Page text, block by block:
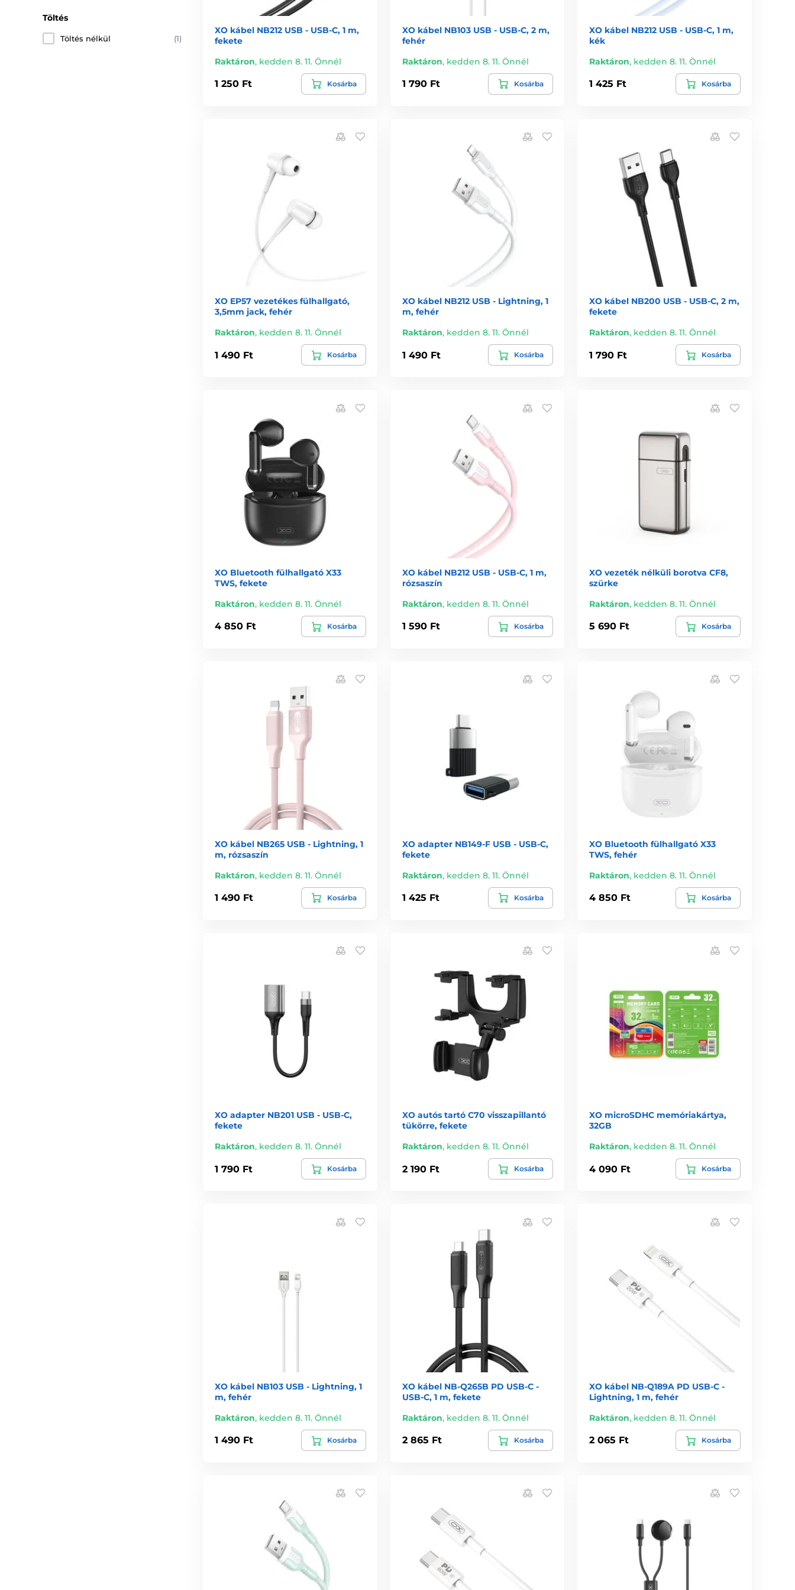
Töltés
Töltés nélkül (1)
XO kábel NB212 USB - USB-C, 1 m,
fekete
Raktáron, kedden 8. 11. Önnél
1 250 Ft Kosárba
XO kábel NB103 USB - USB-C, 2 m,
fehér
Raktáron, kedden 8. 11. Önnél
1 790 Ft Kosárba
XO kábel NB212 USB - USB-C, 1 m,
kék
Raktáron, kedden 8. 11. Önnél
1 425 Ft Kosárba
XO EP57 vezetékes fülhallgató,
3,5mm jack, fehér
Raktáron, kedden 8. 11. Önnél
1 490 Ft Kosárba
XO kábel NB212 USB - Lightning, 1
m, fehér
Raktáron, kedden 8. 11. Önnél
1 490 Ft Kosárba
XO kábel NB200 USB - USB-C, 2 m,
fekete
Raktáron, kedden 8. 11. Önnél
1 790 Ft Kosárba
XO Bluetooth fülhallgató X33
TWS, fekete
Raktáron, kedden 8. 11. Önnél
4 850 Ft Kosárba
XO kábel NB212 USB - USB-C, 1 m,
rózsaszín
Raktáron, kedden 8. 11. Önnél
1 590 Ft Kosárba
XO vezeték nélküli borotva CF8,
szürke
Raktáron, kedden 8. 11. Önnél
5 690 Ft Kosárba
XO kábel NB265 USB - Lightning, 1
m, rózsaszín
Raktáron, kedden 8. 11. Önnél
1 490 Ft Kosárba
XO adapter NB149-F USB - USB-C,
fekete
Raktáron, kedden 8. 11. Önnél
1 425 Ft Kosárba
XO Bluetooth fülhallgató X33
TWS, fehér
Raktáron, kedden 8. 11. Önnél
4 850 Ft Kosárba
XO adapter NB201 USB - USB-C,
fekete
Raktáron, kedden 8. 11. Önnél
1 790 Ft Kosárba
XO autós tartó C70 visszapillantó
tükörre, fekete
Raktáron, kedden 8. 11. Önnél
2 190 Ft Kosárba
XO microSDHC memóriakártya,
32GB
Raktáron, kedden 8. 11. Önnél
4 090 Ft Kosárba
XO kábel NB103 USB - Lightning, 1
m, fehér
Raktáron, kedden 8. 11. Önnél
1 490 Ft Kosárba
XO kábel NB-Q265B PD USB-C -
USB-C, 1 m, fekete
Raktáron, kedden 8. 11. Önnél
2 865 Ft Kosárba
XO kábel NB-Q189A PD USB-C -
Lightning, 1 m, fehér
Raktáron, kedden 8. 11. Önnél
2 065 Ft Kosárba